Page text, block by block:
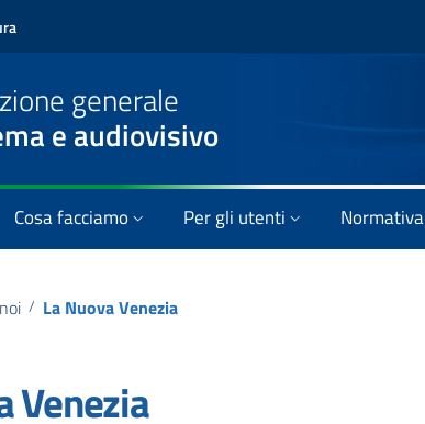
generale
e audiovisivo
Cosa facciamo Per gli utenti Normativa
/ La Nuova Venezia
Venezia